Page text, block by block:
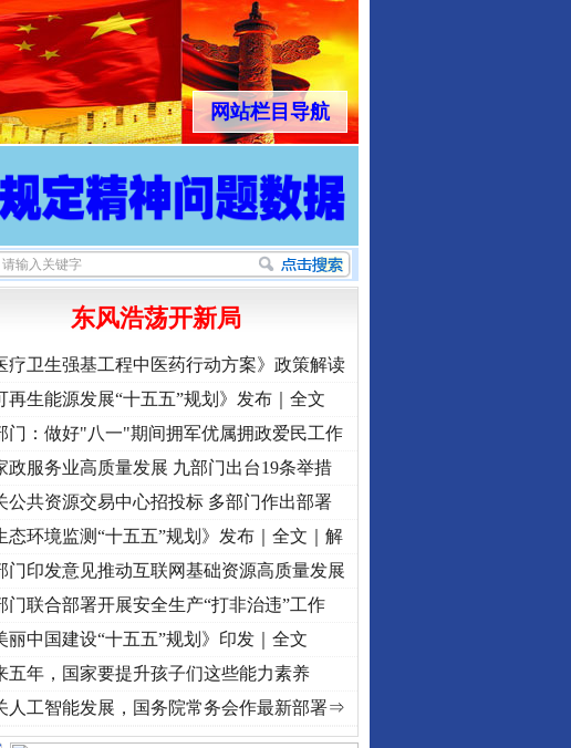
网站栏目导航
事⑧加强纪律..·[视频]牢记初心使命 奋进复兴征程丨“转折之城”激荡..
东风浩荡开新局
疗卫生强基工程中医药行动方案》政策解读
再生能源发展“十五五”规划》发布｜全文
门：做好"八一"期间拥军优属拥政爱民工作
政服务业高质量发展 九部门出台19条举措
公共资源交易中心招投标 多部门作出部署
态环境监测“十五五”规划》发布｜全文｜解
门印发意见推动互联网基础资源高质量发展
门联合部署开展安全生产“打非治违”工作
丽中国建设“十五五”规划》印发｜全文
五年，国家要提升孩子们这些能力素养
人工智能发展，国务院常务会作最新部署⇒